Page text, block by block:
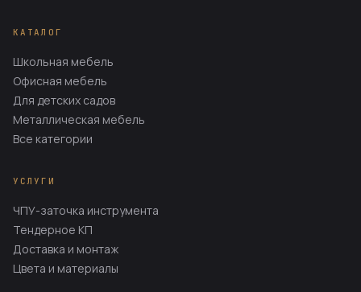
КАТАЛОГ
Школьная мебель
Офисная мебель
Для детских садов
Металлическая мебель
Все категории
УСЛУГИ
ЧПУ-заточка инструмента
Тендерное КП
Доставка и монтаж
Цвета и материалы